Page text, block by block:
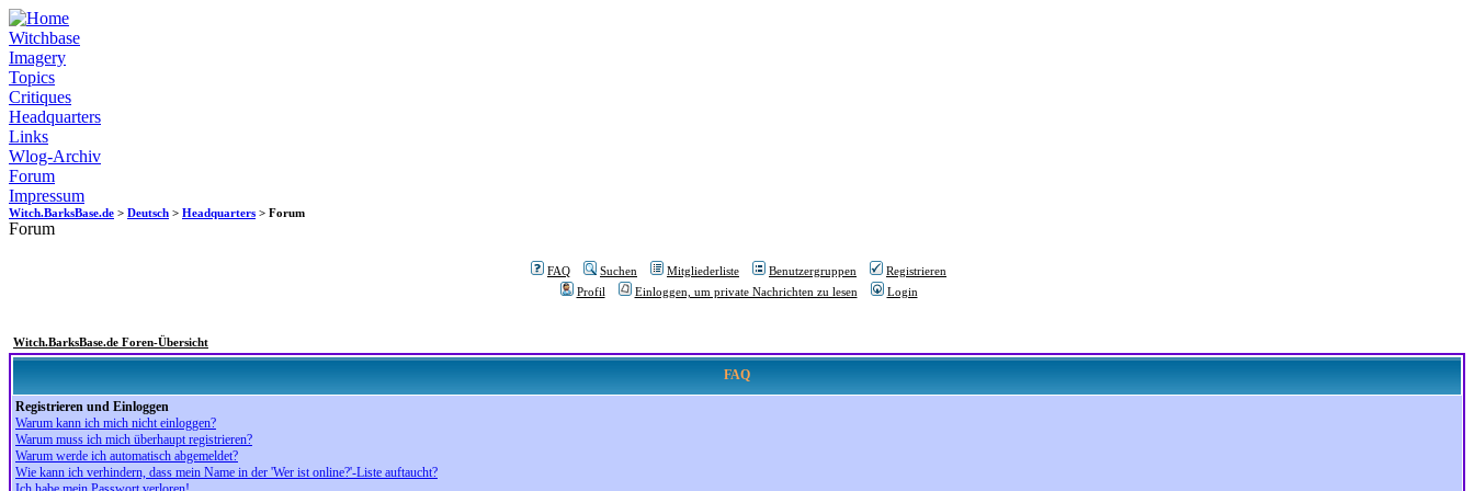
Witchbase
Imagery
Topics
Critiques
Headquarters
Links
Wlog-Archiv
Forum
Impressum
Witch.BarksBase.de > Deutsch > Headquarters > Forum
Forum
FAQ Suchen Mitgliederliste Benutzergruppen
Registrieren
Profil
Einloggen, um private Nachrichten zu lesen Login
Witch.BarksBase.de Foren-Übersicht
FAQ
Registrieren und Einloggen
Warum kann ich mich nicht einloggen?
Warum muss ich mich überhaupt registrieren?
Warum werde ich automatisch abgemeldet?
Wie kann ich verhindern, dass mein Name in der 'Wer ist online?'-Liste auftaucht?